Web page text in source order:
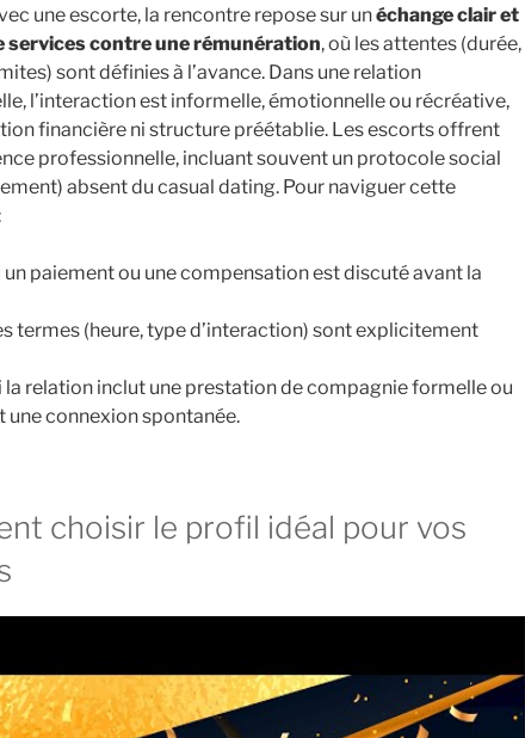
une escorte, la rencontre repose sur unéchange clair et
services contre une rémunération, où les attentes (durée,
sont définies à l’avance. Dans une relation
l’interaction est informelle, émotionnelle ou récréative,
financière ni structure préétablie. Les escorts offrent
professionnelle, incluant souvent un protocole social
absent du casual dating. Pour naviguer cette
paiement ou une compensation est discuté avant la
termes (heure, type d’interaction) sont explicitement
la relation inclut une prestation de compagnie formelle ou
une connexion spontanée.
choisir le profil idéal pour vos